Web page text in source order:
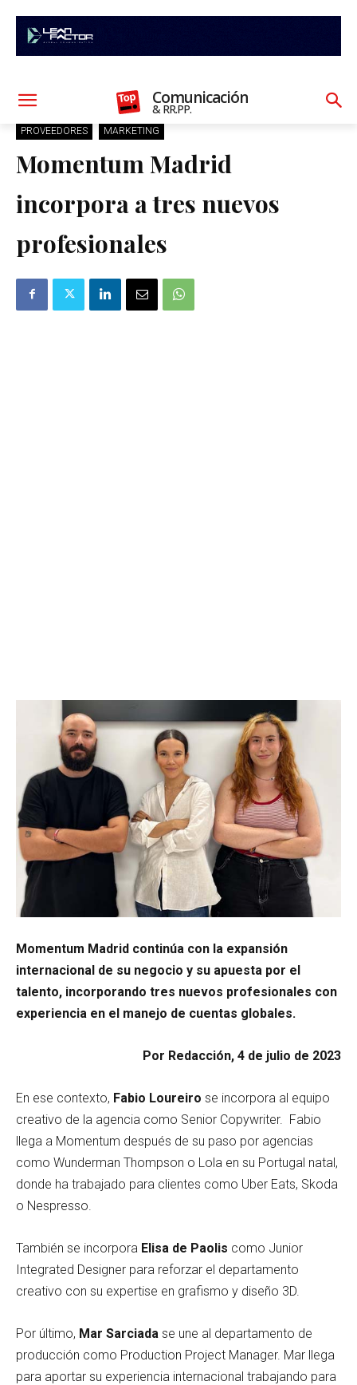
Comunicación
& RR.PP.
PROVEEDORES MARKETING
Momentum Madrid
incorpora a tres nuevos
profesionales
Momentum Madrid continúa con la expansión
internacional de su negocio y su apuesta por el
talento, incorporando tres nuevos profesionales con
experiencia en el manejo de cuentas globales.
Por Redacción, 4 de julio de 2023
En ese contexto, Fabio Loureiro se incorpora al equipo
creativo de la agencia como Senior Copywriter. Fabio
llega a Momentum después de su paso por agencias
como Wunderman Thompson o Lola en su Portugal natal,
donde ha trabajado para clientes como Uber Eats, Skoda
o Nespresso.
También se incorpora Elisa de Paolis como Junior
Integrated Designer para reforzar el departamento
creativo con su expertise en grafismo y diseño 3D.
Por último, Mar Sarciada se une al departamento de
producción como Production Project Manager. Mar llega
para aportar su experiencia internacional trabajando para